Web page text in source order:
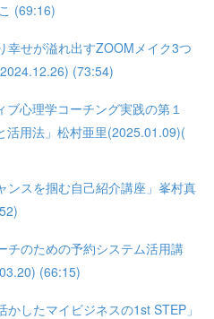
(69:16)
幸せが溢れ出すZOOMメイク3つ
(73:54)
心理学コーチング実践の第１
活用法」松村亜里(2025.01.09)(
ンスを掴む自己紹介講座」峯村真
チのための予約システム活用講
(66:15)
したマイビジネスの1st STEP」